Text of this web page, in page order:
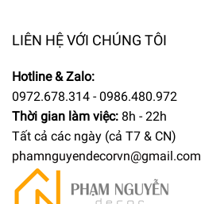
LIÊN HỆ VỚI CHÚNG TÔI
Hotline & Zalo:
0972.678.314 - 0986.480.972
Thời gian làm việc: 8h - 22h
Tất cả các ngày (cả T7 & CN)
phamnguyendecorvn@gmail.com